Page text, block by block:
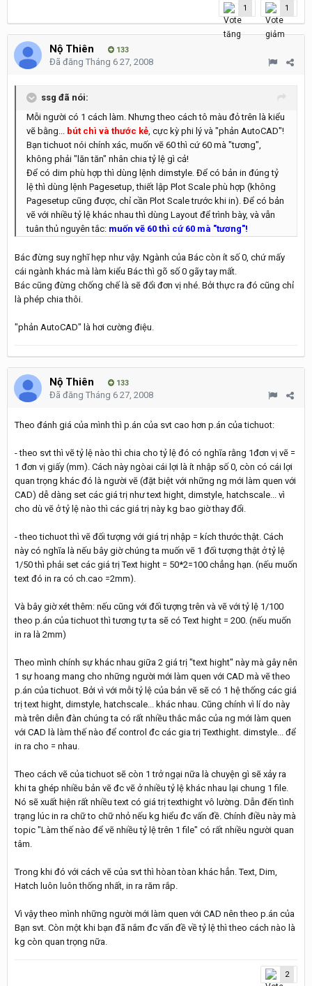
1 1
Nộ Thiên 133
Đã đăng Tháng 6 27, 2008
ssg đã nói:
Mỗi người có 1 cách làm. Nhưng theo cách tô màu đỏ trên là kiểu
vẽ bằng... bút chì và thước kẻ, cực kỳ phi lý và "phản AutoCAD"!
Bạn tichuot nói chính xác, muốn vẽ 60 thì cứ 60 mà "tương",
không phải "lăn tăn" nhân chia tỷ lệ gì cả!
Để có dim phù hợp thì dùng lệnh dimstyle. Để có bản in đúng tỷ
lệ thì dùng lệnh Pagesetup, thiết lập Plot Scale phù hợp (không
Pagesetup cũng được, chỉ cần Plot Scale trước khi in). Để có bản
vẽ với nhiều tỷ lệ khác nhau thì dùng Layout để trình bày, và vẫn
tuân thủ nguyên tắc: muốn vẽ 60 thì cứ 60 mà "tương"!
Bác đừng suy nghĩ hẹp như vậy. Ngành của Bác còn ít số 0, chứ mấy
cái ngành khác mà làm kiểu Bác thì gõ số 0 gãy tay mất.
Bác cũng đừng chống chế là sẽ đổi đơn vị nhé. Bởi thực ra đó cũng chỉ
là phép chia thôi.
"phản AutoCAD" là hơi cường điệu.
Nộ Thiên 133
Đã đăng Tháng 6 27, 2008
Theo đánh giá của mình thì p.án của svt cao hơn p.án của tichuot:
- theo svt thì vẽ tỷ lệ nào thì chia cho tỷ lệ đó có nghĩa rằng 1đơn vị vẽ =
1 đơn vị giấy (mm). Cách này ngòai cái lợi là ít nhập số 0, còn có cái lợi
quan trọng khác đó là người vẽ (đặt biệt với những ng mới làm quen với
CAD) dễ dàng set các giá trị như text hight, dimstyle, hatchscale... vì
cho dù vẽ ở tỷ lệ nào thì các giá trị này kg bao giờ thay đổi.
- theo tichuot thì vẽ đối tượng với giá trị nhập = kích thước thật. Cách
này có nghĩa là nếu bây giờ chúng ta muốn vẽ 1 đối tượng thật ở tỷ lệ
1/50 thì phải set các giá trị Text hight = 50*2=100 chẳng hạn. (nếu muốn
text đó in ra có ch.cao =2mm).
Và bây giờ xét thêm: nếu cũng với đối tượng trên và vẽ với tỷ lệ 1/100
theo p.án của tichuot thì tương tự ta sẽ có Text hight = 200. (nếu muốn
in ra là 2mm)
Theo mình chính sự khác nhau giữa 2 giá trị "text hight" này mà gây nên
1 sự hoang mang cho những người mới làm quen với CAD mà vẽ theo
p.án của tichuot. Bởi vì với mỗi tỷ lệ của bản vẽ sẽ có 1 hệ thống các giá
trị text hight, dimstyle, hatchscale... khác nhau. Cũng chính vì lí do này
mà trên diễn đàn chúng ta có rất nhiều thắc mắc của ng mới làm quen
với CAD là làm thế nào để control đc các gia trị Texthight. dimstyle... để
in ra cho = nhau.
Theo cách vẽ của tichuot sẽ còn 1 trở ngại nữa là chuyện gì sẽ xảy ra
khi ta ghép nhiều bản vẽ đc vẽ ở nhiều tỷ lệ khác nhau lại chung 1 file.
Nó sẽ xuất hiện rất nhiều text có giá trị texthight vô lường. Dẫn đến tình
trạng lúc in ra chữ to chữ nhỏ nếu kg hiểu đc vấn đề. Chính điều này mà
topic "Làm thế nào để vẽ nhiều tỷ lệ trên 1 file" có rất nhiều người quan
tâm.
Trong khi đó với cách vẽ của svt thì hòan tòan khác hẳn. Text, Dim,
Hatch luôn luôn thống nhất, in ra răm rắp.
Vì vậy theo mình những người mới làm quen với CAD nên theo p.án của
Bạn svt. Còn một khi bạn đã nắm đc vấn đề về tỷ lệ thì theo cách nào là
kg còn quan trọng nữa.
2